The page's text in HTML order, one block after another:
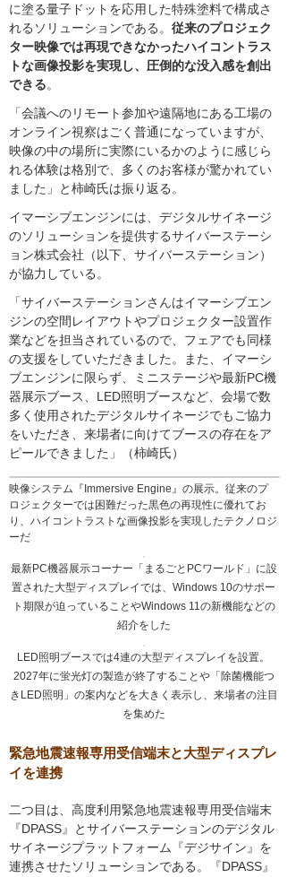
映像システム『Immersive Engine』の展示。従来のプ
ロジェクターでは困難だった黒色の再現性に優れてお
り、ハイコントラストな画像投影を実現したテクノロジ
ーだ
に塗る量子ドットを応用した特殊塗料で構成さ
れるソリューションである。 従来のプロジェク
ター映像では再現できなかったハイコントラス
トな画像投影を実現し、圧倒的な没入感を創出
できる。
「会議へのリモート参加や遠隔地にある工場の
オンライン視察はごく普通になっていますが、
映像の中の場所に実際にいるかのように感じら
れる体験は格別で、多くのお客様が驚かれてい
ました」と柿崎氏は振り返る。
イマーシブエンジンには、デジタルサイネージ
のソリューションを提供するサイバーステーシ
ョン株式会社（以下、サイバーステーション）
が協力している。
「サイバーステーションさんはイマーシブエン
ジンの空間レイアウトやプロジェクター設置作
業などを担当されているので、フェアでも同様
の支援をしていただきました。また、イマーシ
ブエンジンに限らず、ミニステージや最新PC機
器展示ブース、LED照明ブースなど、会場で数
多く使用されたデジタルサイネージでもご協力
をいただき、来場者に向けてブースの存在をア
ピールできました」（柿崎氏）
最新PC機器展示コーナー「まるごとPCワールド」に設
置された大型ディスプレイでは、Windows 10のサポー
ト期限が迫っていることやWindows 11の新機能などの
紹介をした
LED照明ブースでは4連の大型ディスプレイを設置。
2027年に蛍光灯の製造が終了することや「除菌機能つ
きLED照明」の案内などを大きく表示し、来場者の注目
を集めた
緊急地震速報専用受信端末と大型ディスプレ
イを連携
二つ目は、高度利用緊急地震速報専用受信端末
『DPASS』とサイバーステーションのデジタル
サイネージプラットフォーム『デジサイン』を
連携させたソリューションである。『DPASS』